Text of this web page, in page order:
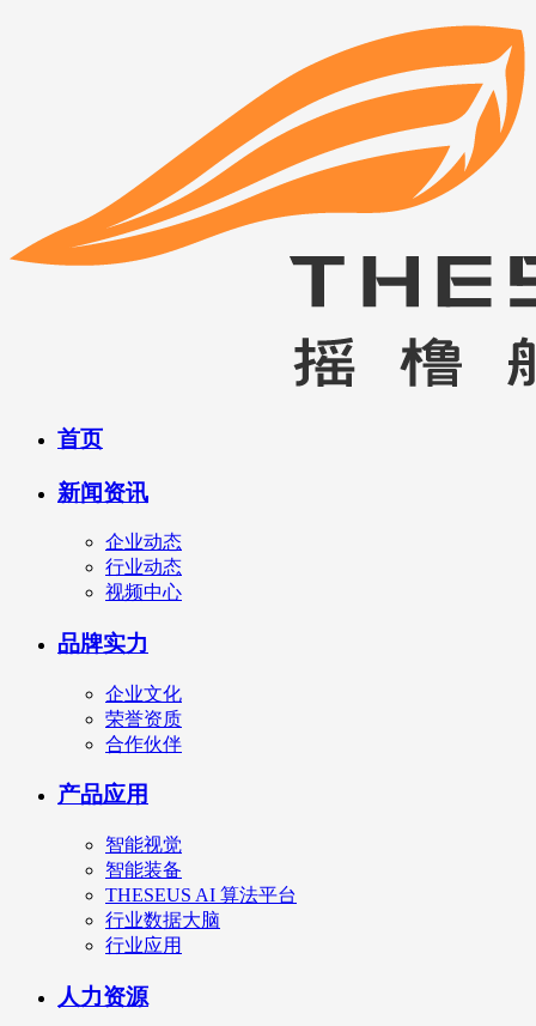
首页
新闻资讯
企业动态
行业动态
视频中心
品牌实力
企业文化
荣誉资质
合作伙伴
产品应用
智能视觉
智能装备
THESEUS AI 算法平台
行业数据大脑
行业应用
人力资源